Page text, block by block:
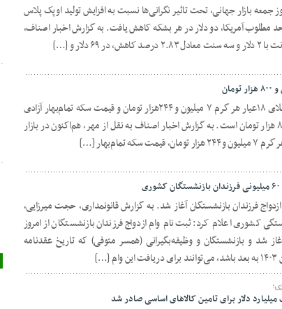
بازار جهانی، تحت تاثیر نگرانی‌ها نسبت به افزایش تولید اوپک پلاس
مطلوب آمریکا، دو دلار در هر بشکه کاهش یافت. به گزارش اخبار اصناف،
دلار و […]
امروز در بازار آزاد قیمت طلای ۱۸عیار هر گرم ۷ میلیون و ۲۴۴هزار تومان و قیمت سکه تمام‌بهار آزادی
طرح جدید ۸۱ میلیون و ۸۰۰ هزار تومان است. به گزارش اخبار اصناف به نقل از مهر، هم‌اکنون در بازار
فرزندان بازنشستگان آغاز شد. به گزارش قانونمداری، حجت میرزایی،
کشوری اعلام کرد: ثبت‌نام وام ازدواج فرزندان بازنشستگان از امروز
۲۲ تیرماه ۱۴۰۴ آغاز شد و بازنشستگان و وظیفه‌بگیرانی (همسر متوفی) که تاریخ عقدنامه
دلار برای تامین کالاهای اساسی صادر شد